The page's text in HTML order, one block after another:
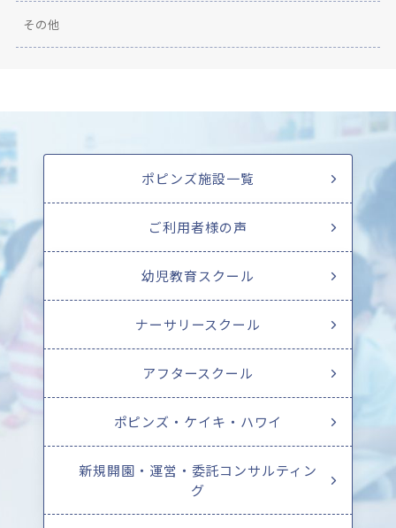
その他
ポピンズ施設一覧
ご利用者様の声
幼児教育スクール
ナーサリースクール
アフタースクール
ポピンズ・ケイキ・ハワイ
新規開園・運営・委託コンサルティン
グ